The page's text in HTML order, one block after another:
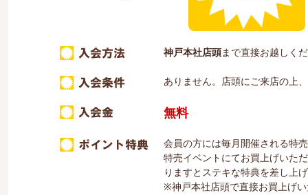
神戸本社店頭まで直接お越しく
ありません。店頭にご来店の上
無料
会員の方には毎月開催される特
特売イベントにてお買上げいた
りますとステキな特典を差し上
※神戸本社店頭で直接お買上げ